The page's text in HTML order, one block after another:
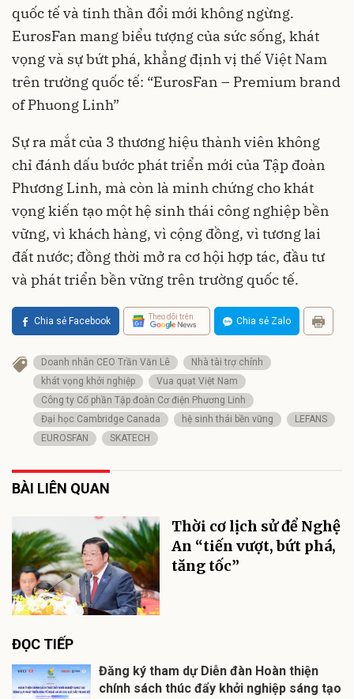
quốc tế và tinh thần đổi mới không ngừng.
EurosFan mang biểu tượng của sức sống, khát
vọng và sự bứt phá, khẳng định vị thế Việt Nam
trên trường quốc tế: “EurosFan – Premium brand
of Phuong Linh”
Sự ra mắt của 3 thương hiệu thành viên không
chỉ đánh dấu bước phát triển mới của Tập đoàn
Phương Linh, mà còn là minh chứng cho khát
vọng kiến tạo một hệ sinh thái công nghiệp bền
vững, vì khách hàng, vì cộng đồng, vì tương lai
đất nước; đồng thời mở ra cơ hội hợp tác, đầu tư
và phát triển bền vững trên trường quốc tế.
Chia sẻ Facebook Theo dõi trên Chia sẻ Zalo
Doanh nhân CEO Trần Văn Lê
Nhà tài trợ chính
khát vọng khởi nghiệp
Vua quạt Việt Nam
Công ty Cổ phần Tập đoàn Cơ điện Phương Linh
Đại học Cambridge Canada
hệ sinh thái bền vững
LEFANS
EUROSFAN
SKATECH
BÀI LIÊN QUAN
Thời cơ lịch sử để Nghệ
An “tiến vượt, bứt phá,
tăng tốc”
ĐỌC TIẾP
Đăng ký tham dự Diễn đàn Hoàn thiện
chính sách thúc đẩy khởi nghiệp sáng tạo